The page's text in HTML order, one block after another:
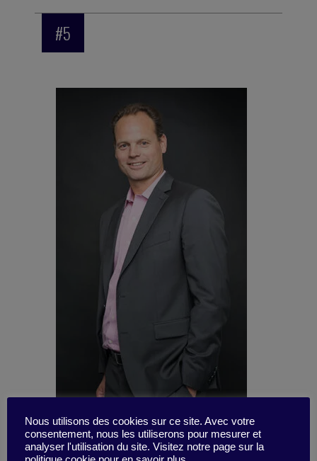
#5
Nous utilisons des cookies sur ce site. Avec votre
consentement, nous les utiliserons pour mesurer et
analyser l'utilisation du site. Visitez notre page sur la